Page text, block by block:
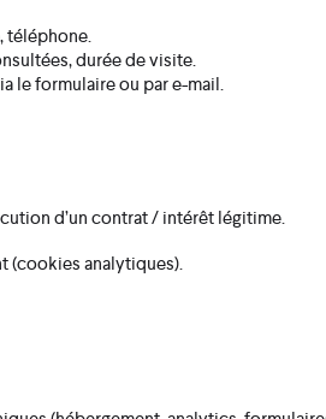
téléphone.
durée de visite.
le formulaire ou par e-mail.
d’un contrat / intérêt légitime.
(cookies analytiques).